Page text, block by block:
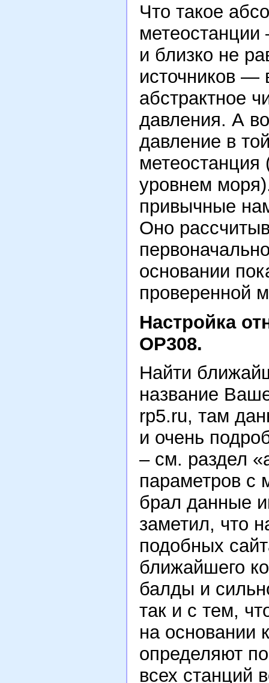
Что такое
метеостанции
и близко не
источников —
абстрактное
давления. А
давление в
метеостанция
уровнем
привычные
Оно
основании
проверенной
Настройка
OP308.
Найти
название
rp5.ru, там
и очень
– см. раздел
параметров с
брал данные
заметил, что
подобных
ближайшего
балды и
так и с тем,
на основании
определяют
всех станций